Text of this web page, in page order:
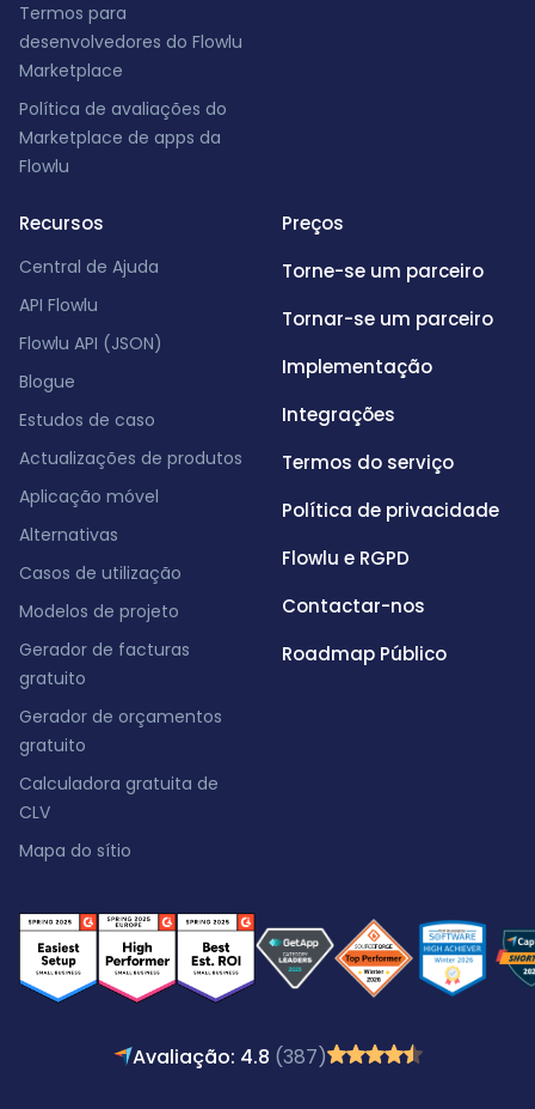
Termos para
desenvolvedores do Flowlu
Marketplace
Política de avaliações do
Marketplace de apps da
Flowlu
Recursos
Central de Ajuda
API Flowlu
Flowlu API (JSON)
Blogue
Estudos de caso
Actualizações de produtos
Aplicação móvel
Alternativas
Casos de utilização
Modelos de projeto
Gerador de facturas
gratuito
Gerador de orçamentos
gratuito
Calculadora gratuita de
CLV
Mapa do sítio
Preços
Torne-se um parceiro
Tornar-se um parceiro
Implementação
Integrações
Termos do serviço
Política de privacidade
Flowlu e RGPD
Contactar-nos
Roadmap Público
Avaliação: 4.8 (387)